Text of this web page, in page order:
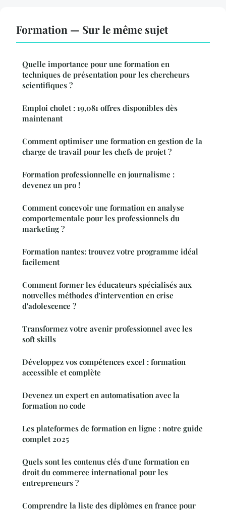
Formation — Sur le même sujet
Quelle importance pour une formation en
techniques de présentation pour les chercheurs
scientifiques ?
Emploi cholet : 19,081 offres disponibles dès
maintenant
Comment optimiser une formation en gestion de la
charge de travail pour les chefs de projet ?
Formation professionnelle en journalisme :
devenez un pro !
Comment concevoir une formation en analyse
comportementale pour les professionnels du
marketing ?
Formation nantes: trouvez votre programme idéal
facilement
Comment former les éducateurs spécialisés aux
nouvelles méthodes d'intervention en crise
d'adolescence ?
Transformez votre avenir professionnel avec les
soft skills
Développez vos compétences excel : formation
accessible et complète
Devenez un expert en automatisation avec la
formation no code
Les plateformes de formation en ligne : notre guide
complet 2025
Quels sont les contenus clés d'une formation en
droit du commerce international pour les
entrepreneurs ?
Comprendre la liste des diplômes en france pour